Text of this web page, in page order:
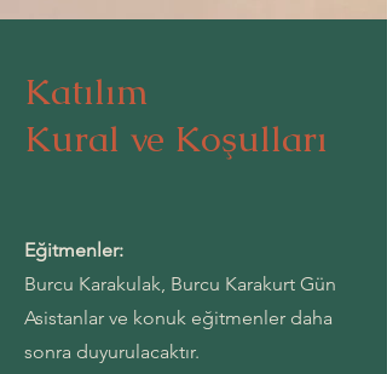
Katılım
Kural ve Koşulları
Eğitmenler:
Burcu Karakulak, Burcu Karakurt Gün
Asistanlar ve konuk eğitmenler daha
sonra duyurulacaktır.